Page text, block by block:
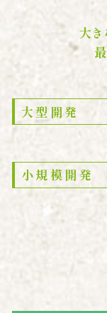
大き
大型開発
小規模開発